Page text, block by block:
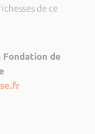
de ce
de